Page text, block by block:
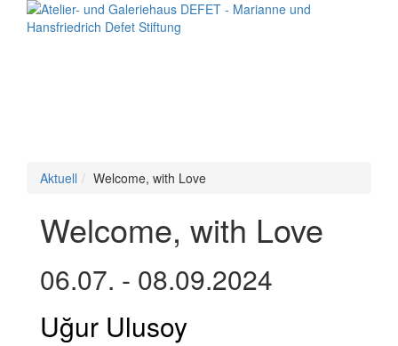
Aktuell Welcome, with Love
Welcome, with Love
06.07. - 08.09.2024
Uğur Ulusoy